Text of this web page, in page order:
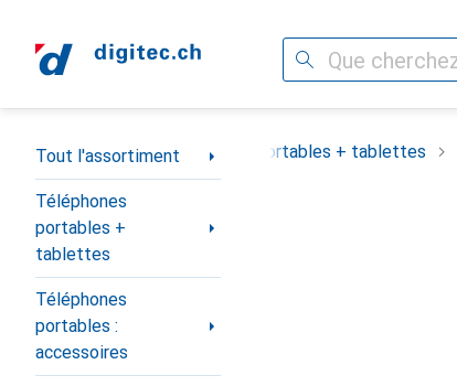
Recherche
Navigation par catégorie
Tout l'assortiment
Téléphones
portables +
tablettes
Téléphones
portables :
accessoires
l'assortiment Téléphones portables + tablettes